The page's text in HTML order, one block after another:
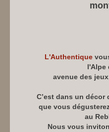
L'Authentique
l'Alpe
avenue des
C’est dans un
que vous
au
Nous vous